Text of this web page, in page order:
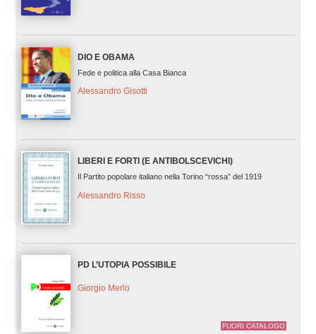
DIO E OBAMA
Fede e politica alla Casa Bianca
Alessandro Gisotti
LIBERI E FORTI (E ANTIBOLSCEVICHI)
Il Partito popolare italiano nella Torino “rossa” del 1919
Alessandro Risso
PD L’UTOPIA POSSIBILE
Giorgio Merlo
FUORI CATALOGO